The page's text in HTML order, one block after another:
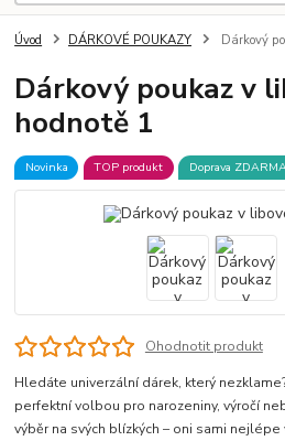
Úvod DÁRKOVÉ POUKAZY Dárkový
Dárkový poukaz v
hodnotě 1
Novinka TOP produkt Doprava
Ohodnotit produkt
Hledáte univerzální dárek, který
perfektní volbou pro narozeniny, výročí
výběr na svých blízkých – oni sami